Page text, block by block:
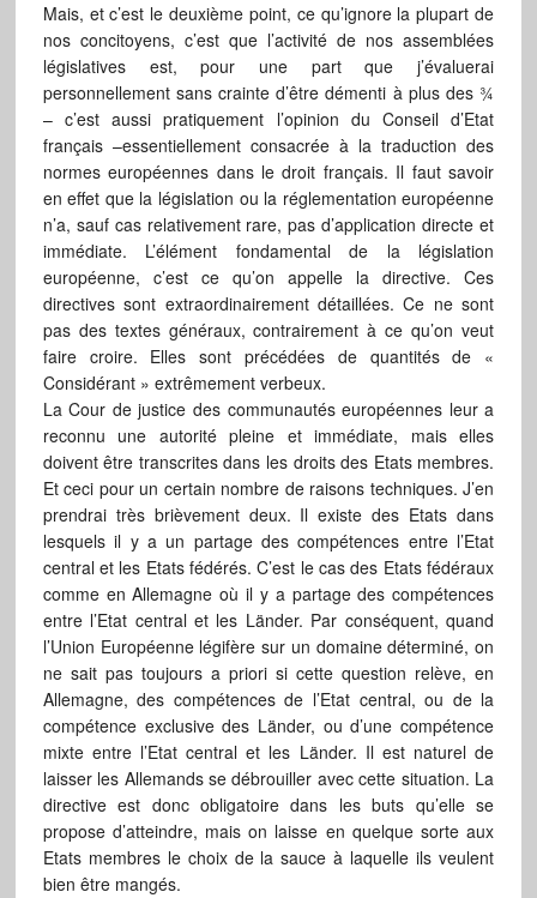
Mais, et c’est le deuxième point, ce qu’ignore la plupart de
nos concitoyens, c’est que l’activité de nos assemblées
législatives est, pour une part que j’évaluerai
personnellement sans crainte d’être démenti à plus des ¾
– c’est aussi pratiquement l’opinion du Conseil d’Etat
français –essentiellement consacrée à la traduction des
normes européennes dans le droit français. Il faut savoir
en effet que la législation ou la réglementation européenne
n’a, sauf cas relativement rare, pas d’application directe et
immédiate. L’élément fondamental de la législation
européenne, c’est ce qu’on appelle la directive. Ces
directives sont extraordinairement détaillées. Ce ne sont
pas des textes généraux, contrairement à ce qu’on veut
faire croire. Elles sont précédées de quantités de «
Considérant » extrêmement verbeux.
La Cour de justice des communautés européennes leur a
reconnu une autorité pleine et immédiate, mais elles
doivent être transcrites dans les droits des Etats membres.
Et ceci pour un certain nombre de raisons techniques. J’en
prendrai très brièvement deux. Il existe des Etats dans
lesquels il y a un partage des compétences entre l’Etat
central et les Etats fédérés. C’est le cas des Etats fédéraux
comme en Allemagne où il y a partage des compétences
entre l’Etat central et les Länder. Par conséquent, quand
l’Union Européenne légifère sur un domaine déterminé, on
ne sait pas toujours a priori si cette question relève, en
Allemagne, des compétences de l’Etat central, ou de la
compétence exclusive des Länder, ou d’une compétence
mixte entre l’Etat central et les Länder. Il est naturel de
laisser les Allemands se débrouiller avec cette situation. La
directive est donc obligatoire dans les buts qu’elle se
propose d’atteindre, mais on laisse en quelque sorte aux
Etats membres le choix de la sauce à laquelle ils veulent
bien être mangés.